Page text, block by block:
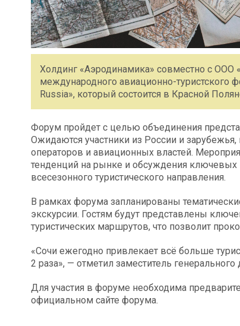
Холдинг «Аэродинамика» совместно с ООО
международного авиационно-туристского
Russia», который состоится в Красной
Форум пройдет с целью объединения
Ожидаются участники из России и
операторов и авиационных властей.
тенденций на рынке и обсуждения ключевых
всесезонного туристического направления.
В рамках форума запланированы
экскурсии. Гостям будут представлены
туристических маршрутов, что позволит
«Сочи ежегодно привлекает всё больше
2 раза», — отметил заместитель
Для участия в форуме необходима
официальном сайте форума.